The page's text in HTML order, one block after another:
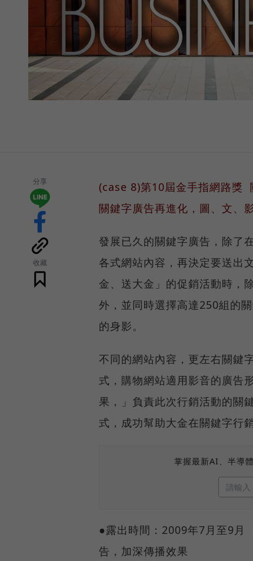
分享
收藏
(case 8)第10屆金手指網路獎
關鍵字廣告再進化，圖、文、
發展已久的關鍵字廣告，除了
各式網站內容，再決定要送出
金、送大金」的促銷活動時，
外，並同時選擇高達250組的
的身影。
不同的網站內容，更左右關鍵
式，購物網站適用影音的廣告
果，」負責此次行銷活動的關
式，成功幫助大金在關鍵字行
掌握最新AI、半導
●露出時間：2009年7月至9月
告，加深傳播效果